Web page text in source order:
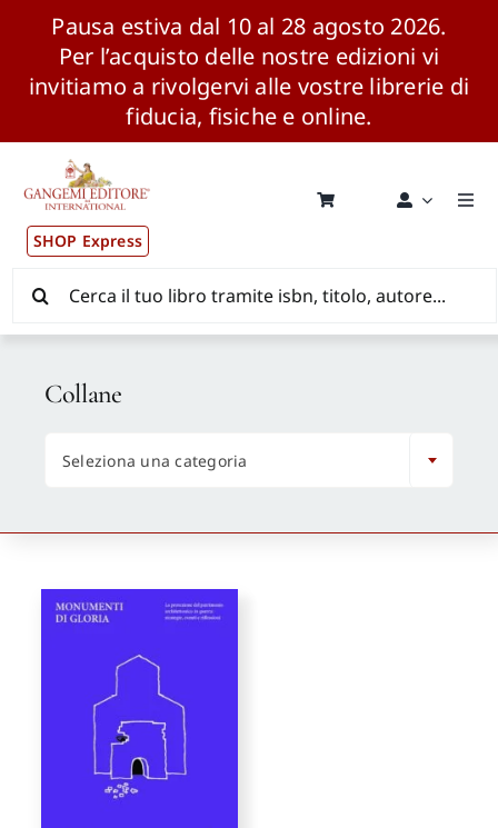
Pausa estiva dal 10 al 28 agosto 2026.
Per l’acquisto delle nostre edizioni vi
invitiamo a rivolgervi alle vostre librerie di
fiducia, fisiche e online.
contenuto
SHOP Express
Pubblicazioni
News ed Eventi
Distribuzione Wolrdwide
CONSIP / MEPA / ANVUR / CINECA
Autori
Proposte di pubblicazione
Gangemi Editore
per:
Collane
Seleziona una categoria